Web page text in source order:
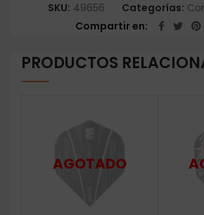
SKU: 49656 Categorías:
Compartir en
PRODUCTOS